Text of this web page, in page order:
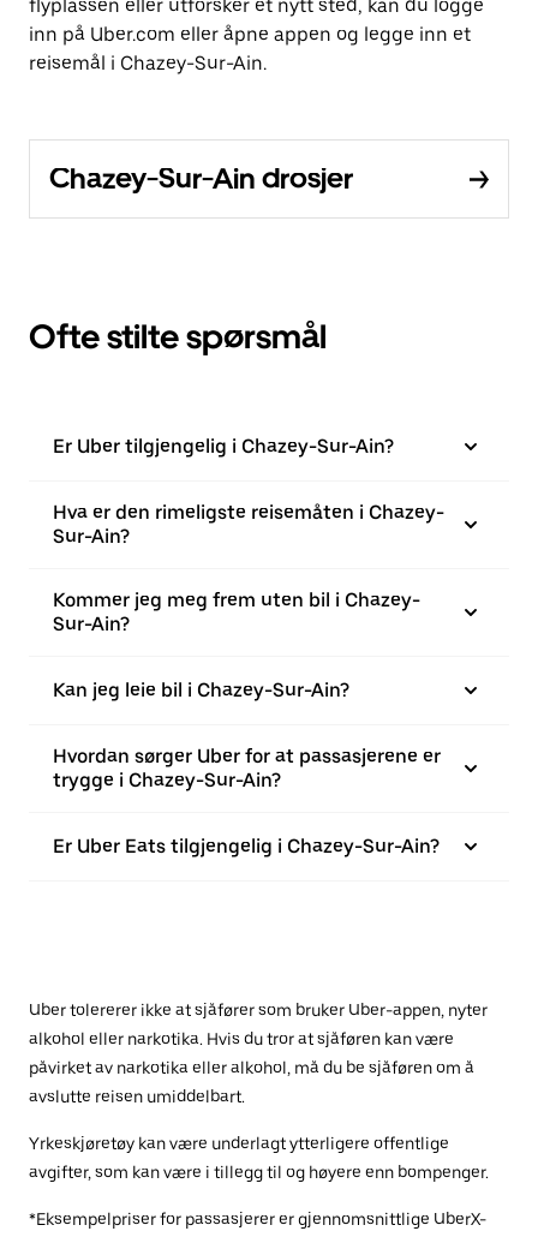
flyplassen eller utforsker et nytt sted, kan du logge
inn på Uber.com eller åpne appen og legge inn et
reisemål i Chazey-Sur-Ain.
Chazey-Sur-Ain drosjer
Ofte stilte spørsmål
Er Uber tilgjengelig i Chazey-Sur-Ain?
Hva er den rimeligste reisemåten i Chazey-
Sur-Ain?
Kommer jeg meg frem uten bil i Chazey-
Sur-Ain?
Kan jeg leie bil i Chazey-Sur-Ain?
Hvordan sørger Uber for at passasjerene er
trygge i Chazey-Sur-Ain?
Er Uber Eats tilgjengelig i Chazey-Sur-Ain?
Uber tolererer ikke at sjåfører som bruker Uber-appen, nyter
alkohol eller narkotika. Hvis du tror at sjåføren kan være
påvirket av narkotika eller alkohol, må du be sjåføren om å
avslutte reisen umiddelbart.
Yrkeskjøretøy kan være underlagt ytterligere offentlige
avgifter, som kan være i tillegg til og høyere enn bompenger.
*Eksempelpriser for passasjerer er gjennomsnittlige UberX-